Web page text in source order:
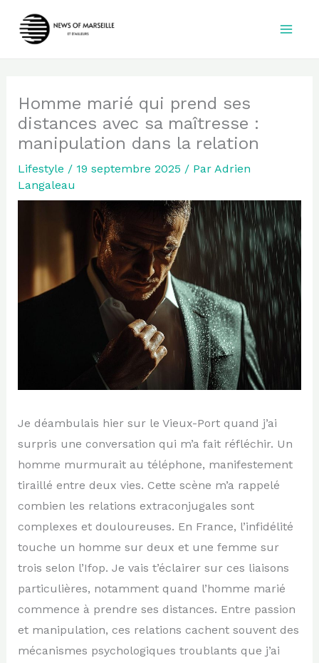
Homme marié qui prend ses
distances avec sa maîtresse :
manipulation dans la relation
Lifestyle / 19 septembre 2025 / Par Adrien
Langaleau
Je déambulais hier sur le Vieux-Port quand j’ai
surpris une conversation qui m’a fait réfléchir. Un
homme murmurait au téléphone, manifestement
tiraillé entre deux vies. Cette scène m’a rappelé
combien les relations extraconjugales sont
complexes et douloureuses. En France, l’infidélité
touche un homme sur deux et une femme sur
trois selon l’Ifop. Je vais t’éclairer sur ces liaisons
particulières, notamment quand l’homme marié
commence à prendre ses distances. Entre passion
et manipulation, ces relations cachent souvent des
mécanismes psychologiques troublants que j’ai